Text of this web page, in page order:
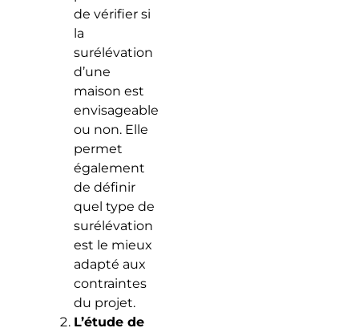
de vérifier si
la
surélévation
d’une
maison est
envisageable
ou non. Elle
permet
également
de définir
quel type de
surélévation
est le mieux
adapté aux
contraintes
du projet.
L’étude de